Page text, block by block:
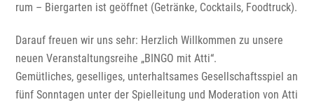
rum – Biergarten ist geöffnet (Getränke, Cocktails, Foodtruck).
Darauf freuen wir uns sehr: Herzlich Willkommen zu unsere
neuen Veranstaltungsreihe „BINGO mit Atti“.
Gemütliches, geselliges, unterhaltsames Gesellschaftsspiel an
fünf Sonntagen unter der Spielleitung und Moderation von Atti